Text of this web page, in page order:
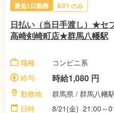
最低1日勤務 8/21 のみ
日払い（当日手渡し）★セ
高崎剣崎町店★群馬八幡駅
職種
コンビニ系
給与
時給1,080 円
勤務地
群馬県 / 群馬八幡
日時
8/21(金) 21:00～